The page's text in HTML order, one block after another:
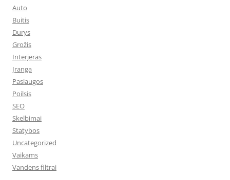
Auto
Buitis
Durys
Grožis
Interjeras
Įranga
Paslaugos
Poilsis
SEO
Skelbimai
Statybos
Uncategorized
Vaikams
Vandens filtrai